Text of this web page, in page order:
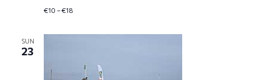
€10 – €18
SUN
23